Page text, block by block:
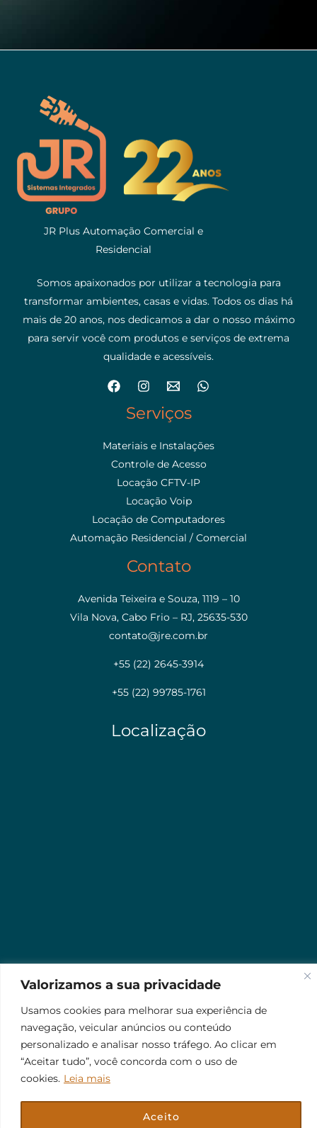
cookies. Leia mais
Não aceito
JR Plus Automação Comercial e
Residencial
Somos apaixonados por utilizar a tecnologia para
transformar ambientes, casas e vidas. Todos os dias há
mais de 20 anos, nos dedicamos a dar o nosso máximo
para servir você com produtos e serviços de extrema
qualidade e acessíveis.
Serviços
Materiais e Instalações
Controle de Acesso
Locação CFTV-IP
Locação Voip
Locação de Computadores
Automação Residencial / Comercial
Contato
Avenida Teixeira e Souza, 1119 – 10
Vila Nova, Cabo Frio – RJ, 25635-530
contato@jre.com.br
+55 (22) 2645-3914
+55 (22) 99785-1761
Localização
© 2026 Jr Plus Automação Comercial e Residencial
CriaçãoCesarWeb